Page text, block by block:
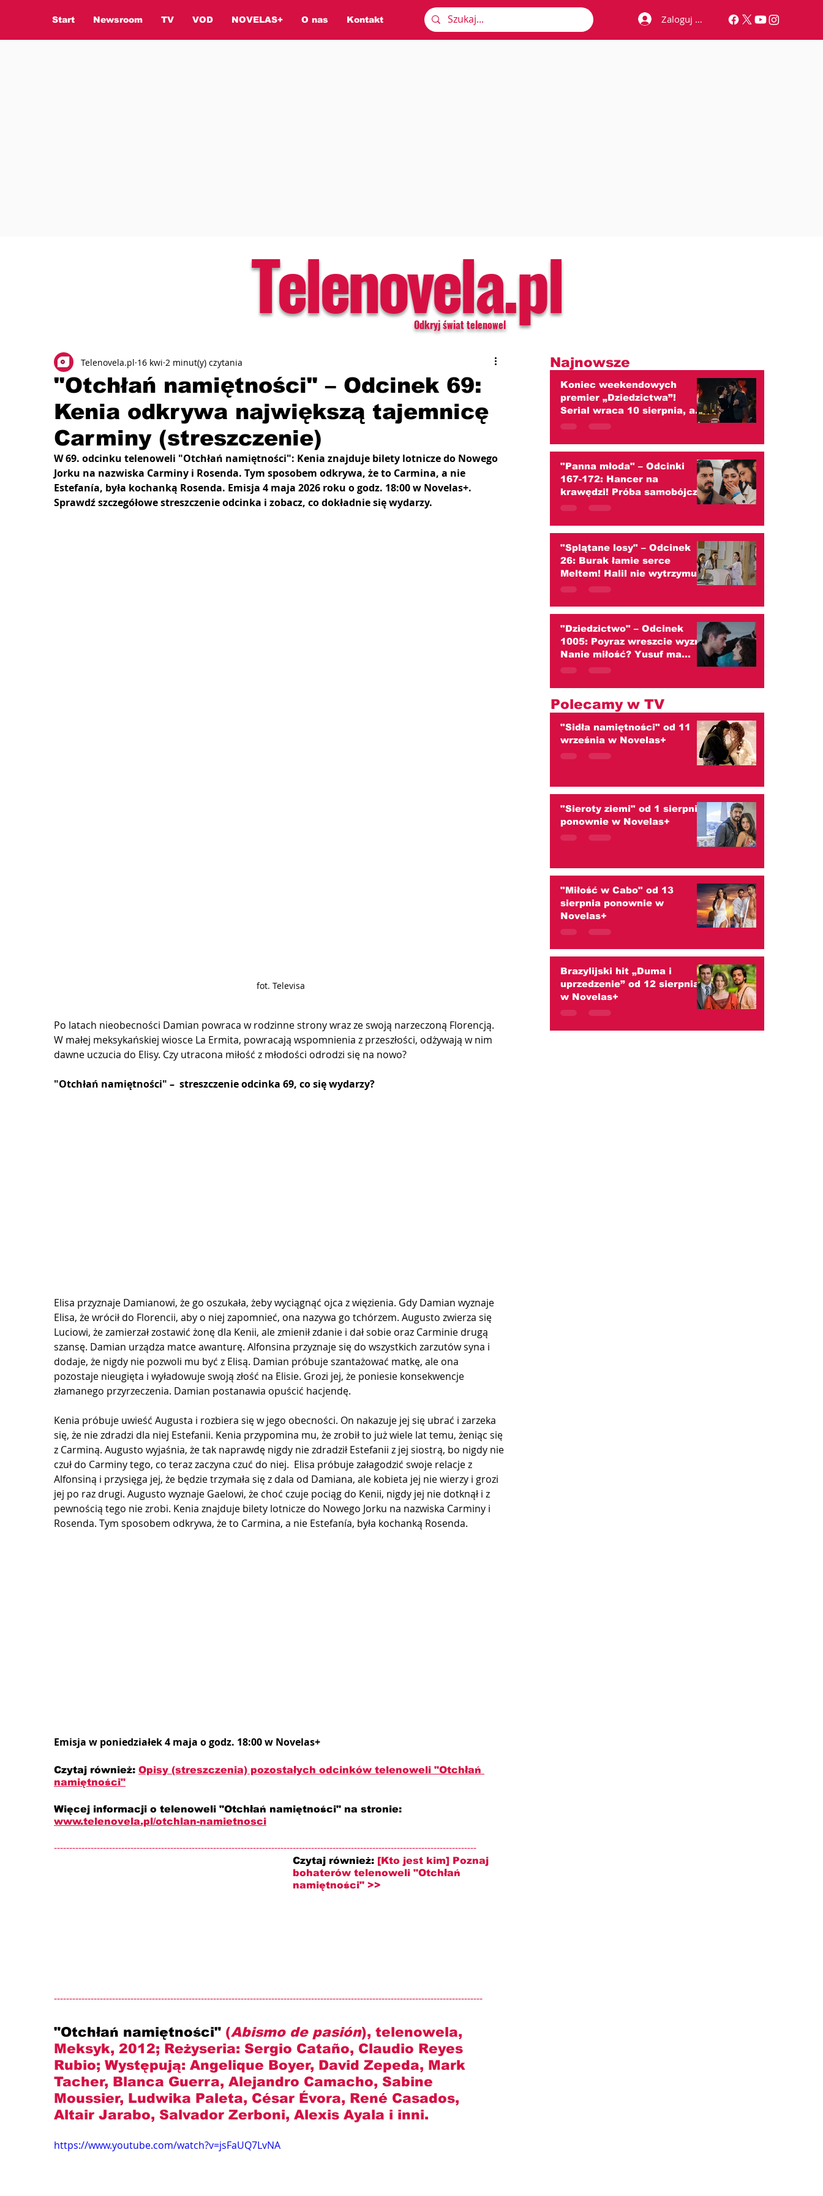
Start Newsroom TV VOD NOVELAS+ O nas Kontakt Zaloguj się
Telenovela.pl
Odkryj świat telenowel
"Otchłań namiętności" – Odcinek 69:
Kenia odkrywa największą tajemnicę
Carminy (streszczenie)
Telenovela.pl 16 kwi 2 minut(y) czytania
W 69. odcinku telenoweli "Otchłań namiętności": Kenia znajduje bilety lotnicze do Nowego
Jorku na nazwiska Carminy i Rosenda. Tym sposobem odkrywa, że to Carmina, a nie
Estefanía, była kochanką Rosenda. Emisja 4 maja 2026 roku o godz. 18:00 w Novelas+.
Sprawdź szczegółowe streszczenie odcinka i zobacz, co dokładnie się wydarzy.
fot. Televisa
Po latach nieobecności Damian powraca w rodzinne strony wraz ze swoją narzeczoną Florencją.
W małej meksykańskiej wiosce La Ermita, powracają wspomnienia z przeszłości, odżywają w nim
dawne uczucia do Elisy. Czy utracona miłość z młodości odrodzi się na nowo?
"Otchłań namiętności" –  streszczenie odcinka 69, co się wydarzy?
Elisa przyznaje Damianowi, że go oszukała, żeby wyciągnąć ojca z więzienia. Gdy Damian wyznaje
Elisa, że wrócił do Florencii, aby o niej zapomnieć, ona nazywa go tchórzem. Augusto zwierza się
Luciowi, że zamierzał zostawić żonę dla Kenii, ale zmienił zdanie i dał sobie oraz Carminie drugą
szansę. Damian urządza matce awanturę. Alfonsina przyznaje się do wszystkich zarzutów syna i
dodaje, że nigdy nie pozwoli mu być z Elisą. Damian próbuje szantażować matkę, ale ona
pozostaje nieugięta i wyładowuje swoją złość na Elisie. Grozi jej, że poniesie konsekwencje
złamanego przyrzeczenia. Damian postanawia opuścić hacjendę.
Kenia próbuje uwieść Augusta i rozbiera się w jego obecności. On nakazuje jej się ubrać i zarzeka
się, że nie zdradzi dla niej Estefanii. Kenia przypomina mu, że zrobił to już wiele lat temu, żeniąc się
z Carminą. Augusto wyjaśnia, że tak naprawdę nigdy nie zdradził Estefanii z jej siostrą, bo nigdy nie
czuł do Carminy tego, co teraz zaczyna czuć do niej.  Elisa próbuje załagodzić swoje relacje z
Alfonsiną i przysięga jej, że będzie trzymała się z dala od Damiana, ale kobieta jej nie wierzy i grozi
jej po raz drugi. Augusto wyznaje Gaelowi, że choć czuje pociąg do Kenii, nigdy jej nie dotknął i z
pewnością tego nie zrobi. Kenia znajduje bilety lotnicze do Nowego Jorku na nazwiska Carminy i
Rosenda. Tym sposobem odkrywa, że to Carmina, a nie Estefanía, była kochanką Rosenda.
Emisja w poniedziałek 4 maja o godz. 18:00 w Novelas+
Czytaj również: Opisy (streszczenia) pozostałych odcinków telenoweli "Otchłań
namiętności"
Więcej informacji o telenoweli "Otchłań namiętności" na stronie:
www.telenovela.pl/otchlan-namietnosci
------------------------------------------------------------------------------------------------------------------------------------------
Czytaj również: [Kto jest kim] Poznaj
bohaterów telenoweli "Otchłań
namiętności" >>
--------------------------------------------------------------------------------------------------------------------------------------------
"Otchłań namiętności" (Abismo de pasión), telenowela,
Meksyk, 2012; Reżyseria: Sergio Cataño, Claudio Reyes
Rubio; Występują: Angelique Boyer, David Zepeda, Mark
Tacher, Blanca Guerra, Alejandro Camacho, Sabine
Moussier, Ludwika Paleta, César Évora, René Casados,
Altair Jarabo, Salvador Zerboni, Alexis Ayala i inni.
https://www.youtube.com/watch?v=jsFaUQ7LvNA
Najnowsze
Koniec weekendowych
premier „Dziedzictwa”!
Serial wraca 10 sierpnia, ale
od września czekają widzów
"Panna młoda" – Odcinki
167-172: Hancer na
krawędzi! Próba samobójcza,
szokujący ślub z Melihem i
"Splątane losy" – Odcinek
26: Burak łamie serce
Meltem! Halil nie wytrzymuje
ciężaru wielkiej tajemnicy
"Dziedzictwo" – Odcinek
1005: Poyraz wreszcie wyzna
Nanie miłość? Yusuf ma
tylko jedno marzenie!
Polecamy w TV
"Sidła namiętności" od 11
września w Novelas+
"Sieroty ziemi" od 1 sierpnia
ponownie w Novelas+
"Miłość w Cabo" od 13
sierpnia ponownie w
Novelas+
Brazylijski hit „Duma i
uprzedzenie” od 12 sierpnia
w Novelas+